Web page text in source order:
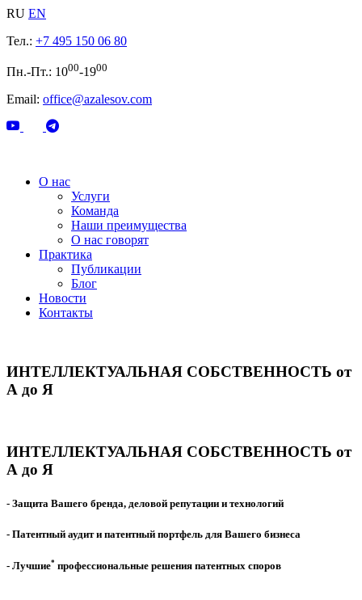
RU EN
Тел.: +7 495 150 06 80
Пн.-Пт.: 1000-1900
Email: office@azalesov.com
О нас
Услуги
Команда
Наши преимущества
О нас говорят
Практика
Публикации
Блог
Новости
Контакты
ИНТЕЛЛЕКТУАЛЬНАЯ СОБСТВЕННОСТЬ от
А до Я
ИНТЕЛЛЕКТУАЛЬНАЯ СОБСТВЕННОСТЬ от
А до Я
- Защита Вашего бренда, деловой репутации и технологий
- Патентный аудит и патентный портфель для Вашего бизнеса
- Лучшие* профессиональные решения патентных споров